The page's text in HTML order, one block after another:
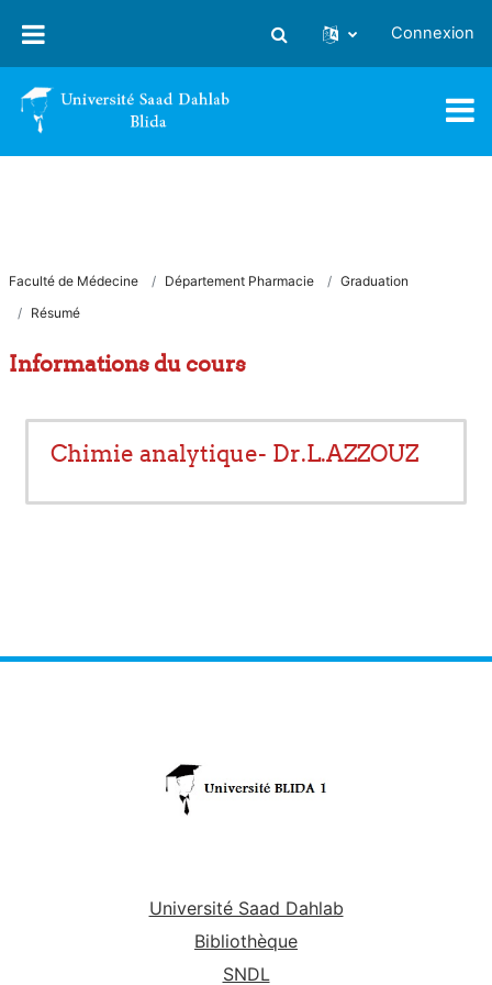
Activer/désactiver la saisie
Connexion
Faculté de Médecine Département Pharmacie
Graduation
Résumé
Informations du cours
Chimie analytique- Dr.L.AZZOUZ
Université Saad Dahlab
Bibliothèque
SNDL